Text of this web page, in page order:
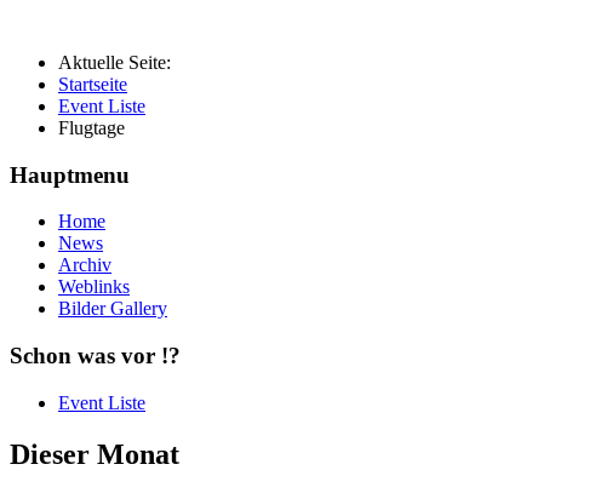
Aktuelle Seite:
Startseite
Event Liste
Flugtage
Hauptmenu
Home
News
Archiv
Weblinks
Bilder Gallery
Schon was vor !?
Event Liste
Dieser Monat